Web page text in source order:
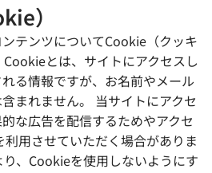
）
テンツについてCookie（クッキ
とは、サイトにアクセスし
る情報ですが、お名前やメール
まれません。 当サイトにアクセ
な広告を配信するためやアクセ
用させていただく場合がありま
、Cookieを使用しないようにす